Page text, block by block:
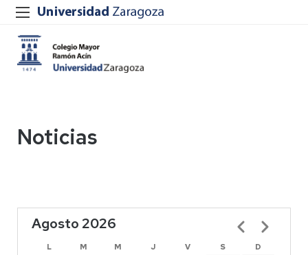
Noticias
Agosto 2026
L M M J V S
D
Paginación